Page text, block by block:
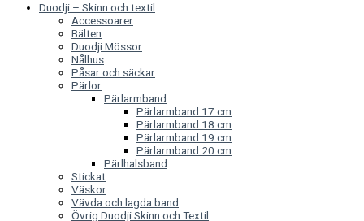
Duodji – Skinn och textil
Accessoarer
Bälten
Duodji Mössor
Nålhus
Påsar och säckar
Pärlor
Pärlarmband
Pärlarmband 17 cm
Pärlarmband 18 cm
Pärlarmband 19 cm
Pärlarmband 20 cm
Pärlhalsband
Stickat
Väskor
Vävda och lagda band
Övrig Duodji Skinn och Textil